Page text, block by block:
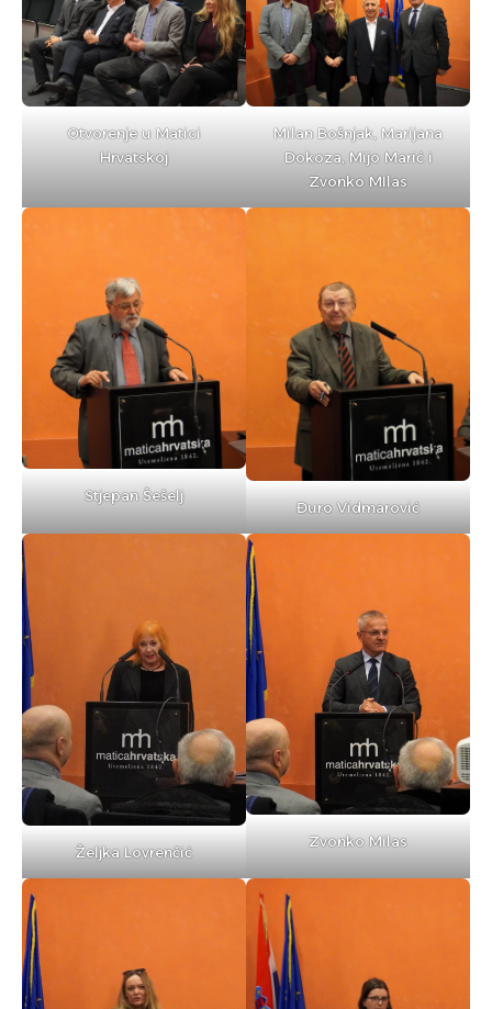
Otvorenje u Matici
Hrvatskoj
Milan Bošnjak, Marijana
Dokoza, Mijo Marić i
Zvonko MIlas
Stjepan Šešelj
Đuro Vidmarović
Željka Lovrenčić
Zvonko Milas